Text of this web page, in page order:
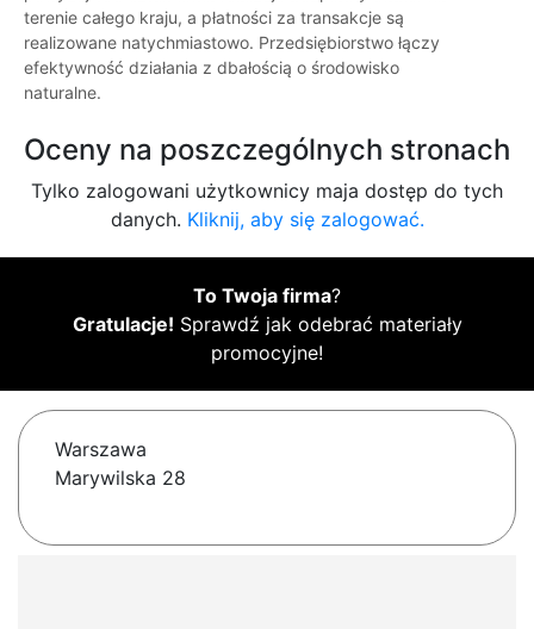
terenie całego kraju, a płatności za transakcje są
realizowane natychmiastowo. Przedsiębiorstwo łączy
efektywność działania z dbałością o środowisko
naturalne.
Oceny na poszczególnych stronach
Tylko zalogowani użytkownicy maja dostęp do tych
danych. Kliknij, aby się zalogować.
To Twoja firma?
Gratulacje! Sprawdź jak odebrać materiały
promocyjne!
Warszawa
Marywilska 28